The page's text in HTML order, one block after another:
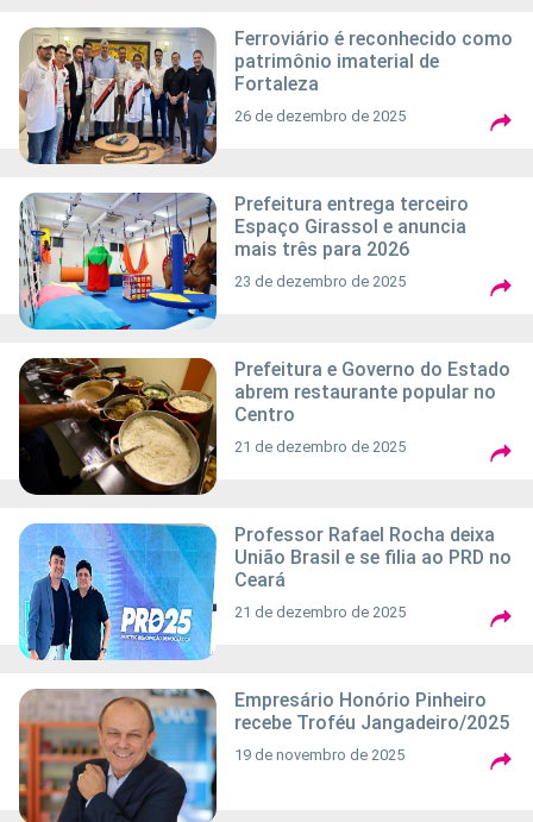
Ferroviário é reconhecido como
patrimônio imaterial de
Fortaleza
26 de dezembro de 2025
Prefeitura entrega terceiro
Espaço Girassol e anuncia
mais três para 2026
23 de dezembro de 2025
Prefeitura e Governo do Estado
abrem restaurante popular no
Centro
21 de dezembro de 2025
Professor Rafael Rocha deixa
União Brasil e se filia ao PRD no
Ceará
21 de dezembro de 2025
Empresário Honório Pinheiro
recebe Troféu Jangadeiro/2025
19 de novembro de 2025